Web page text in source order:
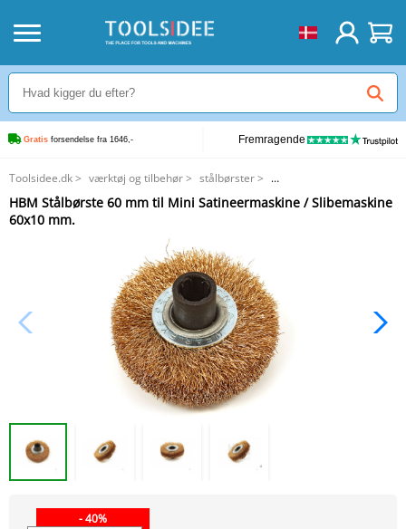
Gratis forsendelse fra 1646,- Fremragende
Toolsidee.dk> værktøj og tilbehør> stålbørster>
HBM Stålbørste 60 mm til Mini Satineermaskine / Slibemaskine 60x10 mm.
HBM Stålbørste 60 mm til Mini Satineermaskine / Slibemaskine
60x10 mm.
- 40%